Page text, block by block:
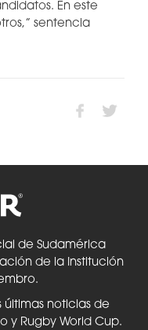
En este
sentencia
de Sudamérica
de la Institución
últimas noticias de
y Rugby World Cup.